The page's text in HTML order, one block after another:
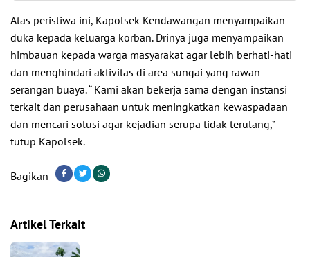
Atas peristiwa ini, Kapolsek Kendawangan menyampaikan
duka kepada keluarga korban. Drinya juga menyampaikan
himbauan kepada warga masyarakat agar lebih berhati-hati
dan menghindari aktivitas di area sungai yang rawan
serangan buaya. “ Kami akan bekerja sama dengan instansi
terkait dan perusahaan untuk meningkatkan kewaspadaan
dan mencari solusi agar kejadian serupa tidak terulang,”
tutup Kapolsek.
Bagikan
Artikel Terkait